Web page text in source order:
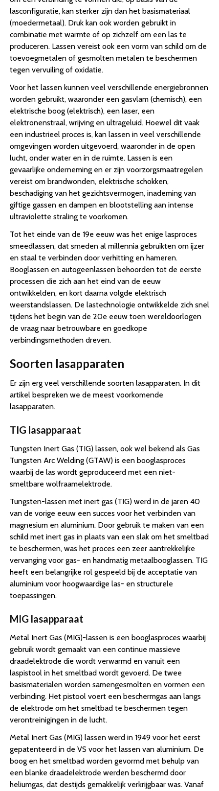
lasconfiguratie, kan sterker zijn dan het basismateriaal
(moedermetaal). Druk kan ook worden gebruikt in
combinatie met warmte of op zichzelf om een las te
produceren. Lassen vereist ook een vorm van schild om de
toevoegmetalen of gesmolten metalen te beschermen
tegen vervuiling of oxidatie.
Voor het lassen kunnen veel verschillende energiebronnen
worden gebruikt, waaronder een gasvlam (chemisch), een
elektrische boog (elektrisch), een laser, een
elektronenstraal, wrijving en ultrageluid. Hoewel dit vaak
een industrieel proces is, kan lassen in veel verschillende
omgevingen worden uitgevoerd, waaronder in de open
lucht, onder water en in de ruimte. Lassen is een
gevaarlijke onderneming en er zijn voorzorgsmaatregelen
vereist om brandwonden, elektrische schokken,
beschadiging van het gezichtsvermogen, inademing van
giftige gassen en dampen en blootstelling aan intense
ultraviolette straling te voorkomen.
Tot het einde van de 19e eeuw was het enige lasproces
smeedlassen, dat smeden al millennia gebruikten om ijzer
en staal te verbinden door verhitting en hameren.
Booglassen en autogeenlassen behoorden tot de eerste
processen die zich aan het eind van de eeuw
ontwikkelden, en kort daarna volgde elektrisch
weerstandslassen. De lastechnologie ontwikkelde zich snel
tijdens het begin van de 20e eeuw toen wereldoorlogen
de vraag naar betrouwbare en goedkope
verbindingsmethoden dreven.
Soorten lasapparaten
Er zijn erg veel verschillende soorten lasapparaten. In dit
artikel bespreken we de meest voorkomende
lasapparaten.
TIG lasapparaat
Tungsten Inert Gas (TIG) lassen, ook wel bekend als Gas
Tungsten Arc Welding (GTAW) is een booglasproces
waarbij de las wordt geproduceerd met een niet-
smeltbare wolfraamelektrode.
Tungsten-lassen met inert gas (TIG) werd in de jaren 40
van de vorige eeuw een succes voor het verbinden van
magnesium en aluminium. Door gebruik te maken van een
schild met inert gas in plaats van een slak om het smeltbad
te beschermen, was het proces een zeer aantrekkelijke
vervanging voor gas- en handmatig metaalbooglassen. TIG
heeft een belangrijke rol gespeeld bij de acceptatie van
aluminium voor hoogwaardige las- en structurele
toepassingen.
MIG lasapparaat
Metal Inert Gas (MIG)-lassen is een booglasproces waarbij
gebruik wordt gemaakt van een continue massieve
draadelektrode die wordt verwarmd en vanuit een
laspistool in het smeltbad wordt gevoerd. De twee
basismaterialen worden samengesmolten en vormen een
verbinding. Het pistool voert een beschermgas aan langs
de elektrode om het smeltbad te beschermen tegen
verontreinigingen in de lucht.
Metal Inert Gas (MIG) lassen werd in 1949 voor het eerst
gepatenteerd in de VS voor het lassen van aluminium. De
boog en het smeltbad worden gevormd met behulp van
een blanke draadelektrode werden beschermd door
heliumgas, dat destijds gemakkelijk verkrijgbaar was. Vanaf